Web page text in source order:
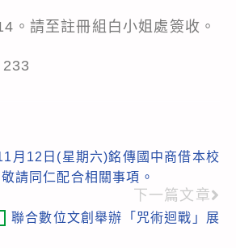
。請至註冊組白小姐處簽收。
233
月12日(星期六)銘傳國中商借本校
請同仁配合相關事項。
下一篇文章
聯合數位文創舉辦「咒術迴戰」展